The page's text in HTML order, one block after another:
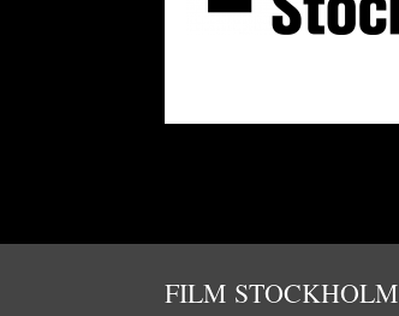
FILM STOCKHOLM